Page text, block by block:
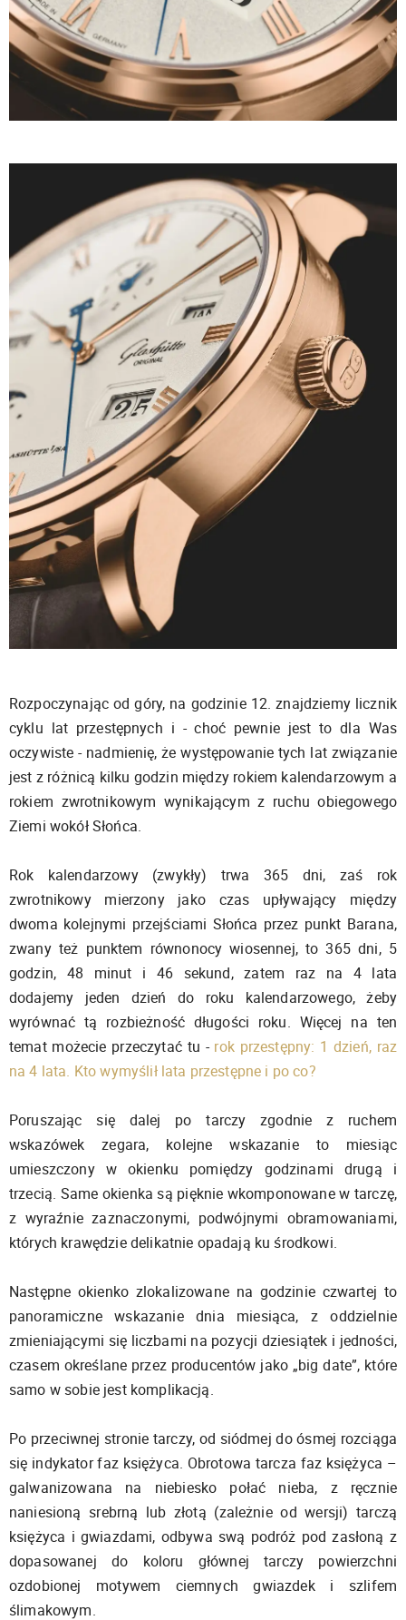
Rozpoczynając od góry, na godzinie 12. znajdziemy licznik
cyklu lat przestępnych i - choć pewnie jest to dla Was
oczywiste - nadmienię, że występowanie tych lat związanie
jest z różnicą kilku godzin między rokiem kalendarzowym a
rokiem zwrotnikowym wynikającym z ruchu obiegowego
Ziemi wokół Słońca.
Rok kalendarzowy (zwykły) trwa 365 dni, zaś rok
zwrotnikowy mierzony jako czas upływający między
dwoma kolejnymi przejściami Słońca przez punkt Barana,
zwany też punktem równonocy wiosennej, to 365 dni, 5
godzin, 48 minut i 46 sekund, zatem raz na 4 lata
dodajemy jeden dzień do roku kalendarzowego, żeby
wyrównać tą rozbieżność długości roku. Więcej na ten
temat możecie przeczytać tu - rok przestępny: 1 dzień, raz
na 4 lata. Kto wymyślił lata przestępne i po co?
Poruszając się dalej po tarczy zgodnie z ruchem
wskazówek zegara, kolejne wskazanie to miesiąc
umieszczony w okienku pomiędzy godzinami drugą i
trzecią. Same okienka są pięknie wkomponowane w tarczę,
z wyraźnie zaznaczonymi, podwójnymi obramowaniami,
których krawędzie delikatnie opadają ku środkowi.
Następne okienko zlokalizowane na godzinie czwartej to
panoramiczne wskazanie dnia miesiąca, z oddzielnie
zmieniającymi się liczbami na pozycji dziesiątek i jedności,
czasem określane przez producentów jako „big date”, które
samo w sobie jest komplikacją.
Po przeciwnej stronie tarczy, od siódmej do ósmej rozciąga
się indykator faz księżyca. Obrotowa tarcza faz księżyca –
galwanizowana na niebiesko połać nieba, z ręcznie
naniesioną srebrną lub złotą (zależnie od wersji) tarczą
księżyca i gwiazdami, odbywa swą podróż pod zasłoną z
dopasowanej do koloru głównej tarczy powierzchni
ozdobionej motywem ciemnych gwiazdek i szlifem
ślimakowym.